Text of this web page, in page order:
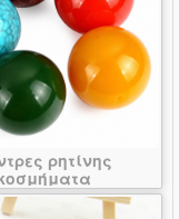
ρητίνης